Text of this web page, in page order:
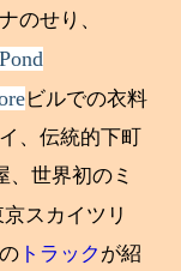
のせり、
ビルでの衣料
、伝統的下町
、世界初のミ
京スカイツリ
トラック が紹